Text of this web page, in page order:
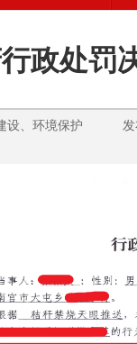
政处罚
建设、环境保护 发